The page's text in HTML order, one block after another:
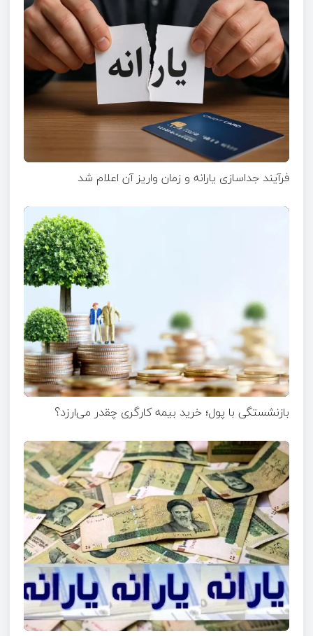
فرآیند جداسازی یارانه و زمان واریز آن اعلام شد
بازنشستگی با پول؛ خرید بیمه کارگری چقدر می‌ارزد؟